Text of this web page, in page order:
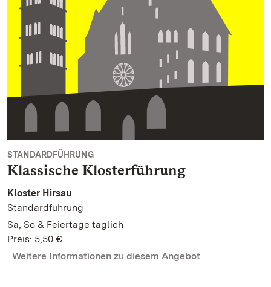
STANDARDFÜHRUNG
Klassische Klosterführung
Kloster Hirsau
Standardführung
Sa, So & Feiertage täglich
Preis: 5,50 €
Weitere Informationen zu diesem Angebot